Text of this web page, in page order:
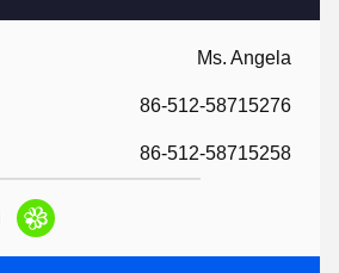
Ms. Angela
86-512-58715276
86-512-58715258